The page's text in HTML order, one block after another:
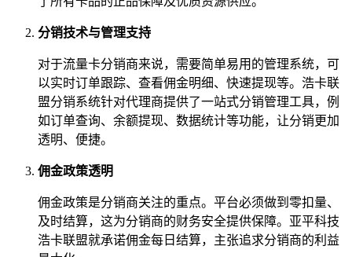
分销技术与管理支持
对于流量卡分销商来说，需要简单易用的管理系统，可
以实时订单跟踪、查看佣金明细、快速提现等。浩卡联
盟分销系统针对代理商提供了一站式分销管理工具，例
如订单查询、余额提现、数据统计等功能，让分销更加
透明、便捷。
佣金政策透明
佣金政策是分销商关注的重点。平台必须做到零扣量、
及时结算，这为分销商的财务安全提供保障。亚平科技
浩卡联盟就承诺佣金每日结算，主张追求分销商的利益